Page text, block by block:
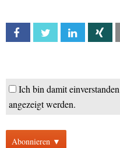
Facebook Twitter Linkedin
Ich bin damit
angezeigt werden.
Abonnieren ▼